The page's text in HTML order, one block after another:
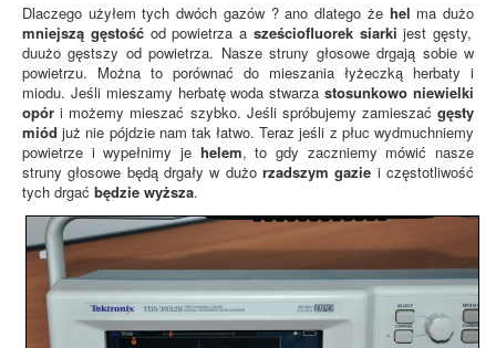
Dlaczego użyłem tych dwóch gazów ? ano dlatego że hel ma dużo
mniejszą gęstośćod powietrza a sześciofluorek siarkijest gęsty,
duużo gęstszy od powietrza. Nasze struny głosowe drgają sobie w
powietrzu. Można to porównać do mieszania łyżeczką herbaty i
miodu. Jeśli mieszamy herbatę woda stwarza stosunkowo niewielki
opór i możemy mieszać szybko. Jeśli spróbujemy zamieszać gęsty
miód już nie pójdzie nam tak łatwo. Teraz jeśli z płuc wydmuchniemy
powietrze i wypełnimy je helem, to gdy zaczniemy mówić nasze
struny głosowe będą drgały w dużorzadszym gazie i częstotliwość
tych drgać będzie wyższa.